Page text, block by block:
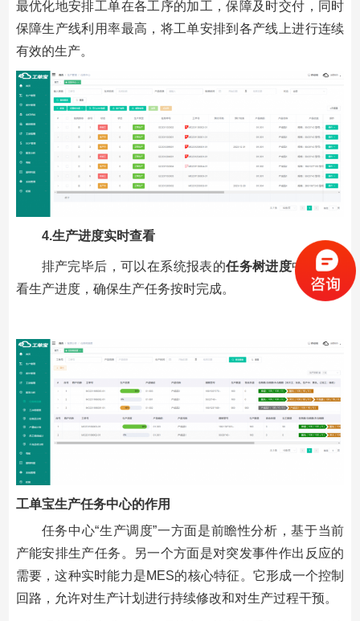
最优化地安排工单在各工序的加工，保障及时交付，同时
保障生产线利用率最高，将工单安排到各产线上进行连续
有效的生产。
4.生产进度实时查看
排产完毕后，可以在系统报表的任务树进度中实时查
看生产进度，确保生产任务按时完成。
工单宝生产任务中心的作用
任务中心“生产调度”一方面是前瞻性分析，基于当前
产能安排生产任务。另一个方面是对突发事件作出反应的
需要，这种实时能力是MES的核心特征。它形成一个控制
回路，允许对生产计划进行持续修改和对生产过程干预。